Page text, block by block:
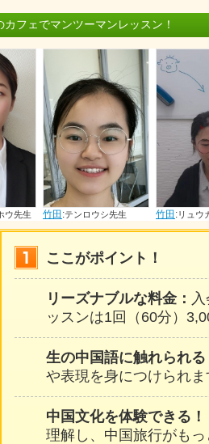
フェでマンツーマンレッスン！
竹田:テンロウシ先生 竹田 リュウカンヨウ
ここがポイント！
リーズナブルな料金：
ッスンは1回（60分）
生の中国語に触れられる
や表現を身につけられま
中国文化を体験できる！
理解し、中国旅行がもっ